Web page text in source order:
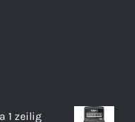
1 zeilig